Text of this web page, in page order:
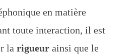
en matière
toute interaction, il est
larigueur ainsi que le